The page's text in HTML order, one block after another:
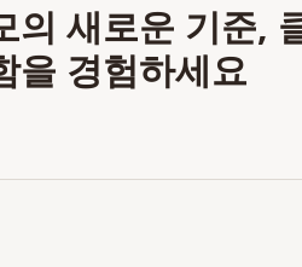
의 새로운 기준,
을 경험하세요